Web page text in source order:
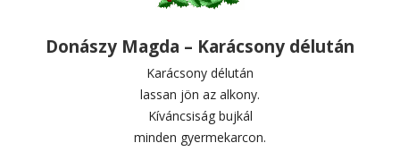
Donászy Magda – Karácsony délután
Karácsony délután
lassan jön az alkony.
Kíváncsiság bujkál
minden gyermekarcon.